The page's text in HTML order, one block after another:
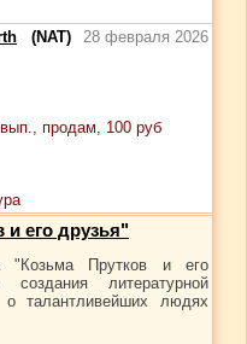
(NAT) 28 февраля 2026
продам, 100 руб
его друзья"
"Козьма Прутков и его
литературной
о талантливейших людях